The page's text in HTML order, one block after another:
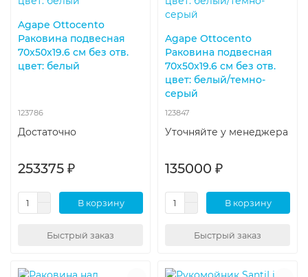
Agape Ottocento
Раковина подвесная
70x50x19.6 см без отв.
цвет: белый
123786
Достаточно
253375 ₽
В корзину
Быстрый заказ
Agape Ottocento
Раковина подвесная
70x50x19.6 см без отв.
цвет: белый/темно-
серый
123847
Уточняйте у менеджера
135000 ₽
В корзину
Быстрый заказ